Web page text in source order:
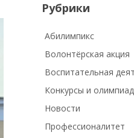
Рубрики
Абилимпикс
Волонтёрская акция
Воспитательная
Конкурсы и
Новости
Профессионалитет